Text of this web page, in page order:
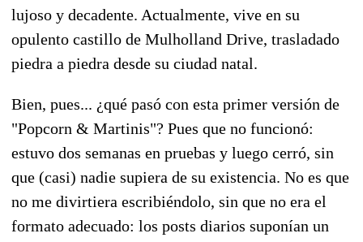
lujoso y decadente. Actualmente, vive en su
opulento castillo de Mulholland Drive, trasladado
piedra a piedra desde su ciudad natal.
Bien, pues... ¿qué pasó con esta primer versión de
"Popcorn & Martinis"? Pues que no funcionó:
estuvo dos semanas en pruebas y luego cerró, sin
que (casi) nadie supiera de su existencia. No es que
no me divirtiera escribiéndolo, sin que no era el
formato adecuado: los posts diarios suponían un